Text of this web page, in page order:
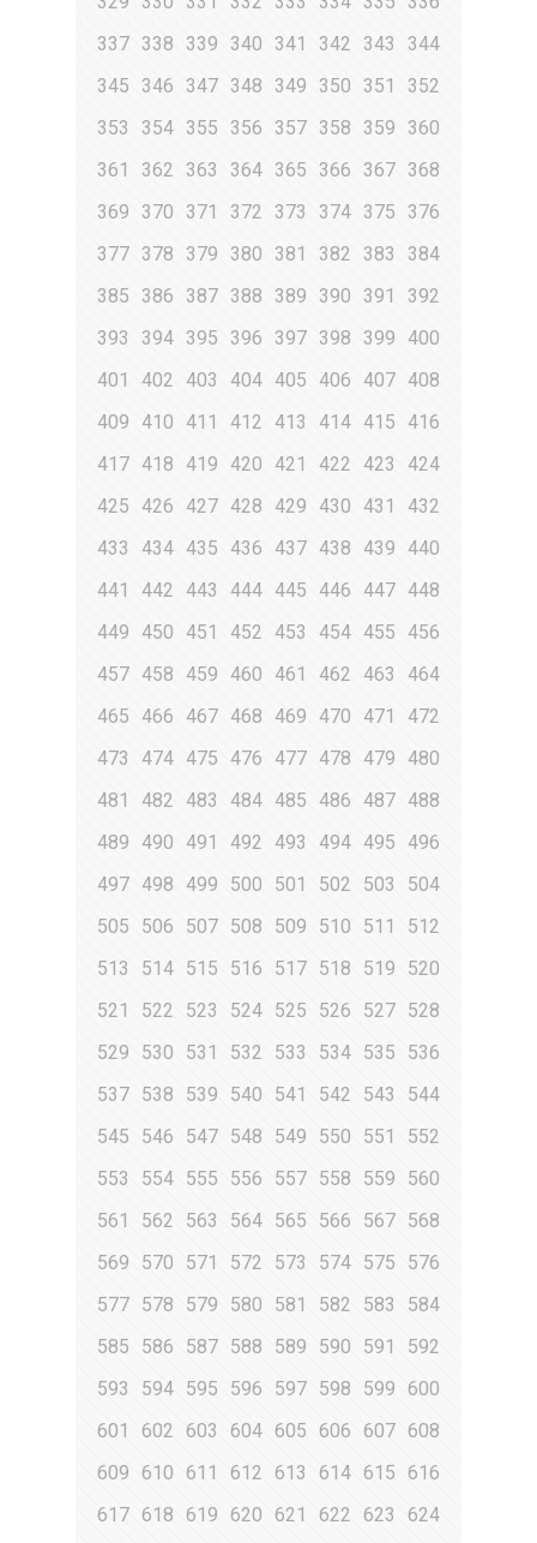
337 338 339 340 341 342 343
344
345
346 347 348 349 350 351
352
353
354 355 356 357 358 359 360
361
362 363 364 365 366 367 368
369
370 371 372 373 374 375 376
377 378 379 380 381 382 383
384
385
386 387 388 389 390 391
392
393
394 395 396 397 398 399
400
401
402 403 404 405 406 407 408
409
410 411 412 413 414 415
416
417 418 419 420 421 422 423
424
425
426 427 428 429 430 431
432
433
434 435 436 437 438 439
440
441
442 443 444 445 446 447 448
449
450 451 452 453 454 455
456
457 458 459 460 461 462 463
464
465
466 467 468 469 470 471
472
473
474 475 476 477 478 479
480
481
482 483 484 485 486 487 488
489
490 491 492 493 494 495
496
497 498 499 500 501 502 503
504
505
506 507 508 509 510 511
512
513
514 515 516 517 518 519
520
521
522 523 524 525 526 527 528
529
530 531 532 533 534 535
536
537 538 539 540 541 542 543
544
545
546 547 548 549 550 551
552
553
554 555 556 557 558 559
560
561
562 563 564 565 566 567 568
569
570 571 572 573 574 575
576
577 578 579 580 581 582 583
584
585
586 587 588 589 590 591
592
593
594 595 596 597 598 599
600
601
602 603 604 605 606 607 608
609
610 611 612 613 614 615
616
617 618 619 620 621 622 623
624